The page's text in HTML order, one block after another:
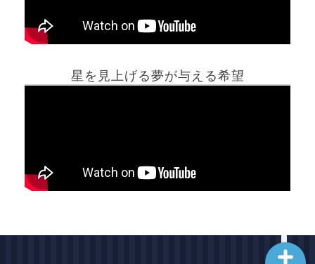
星を見上げる夢が与える希望
ホーム
最新記事動画